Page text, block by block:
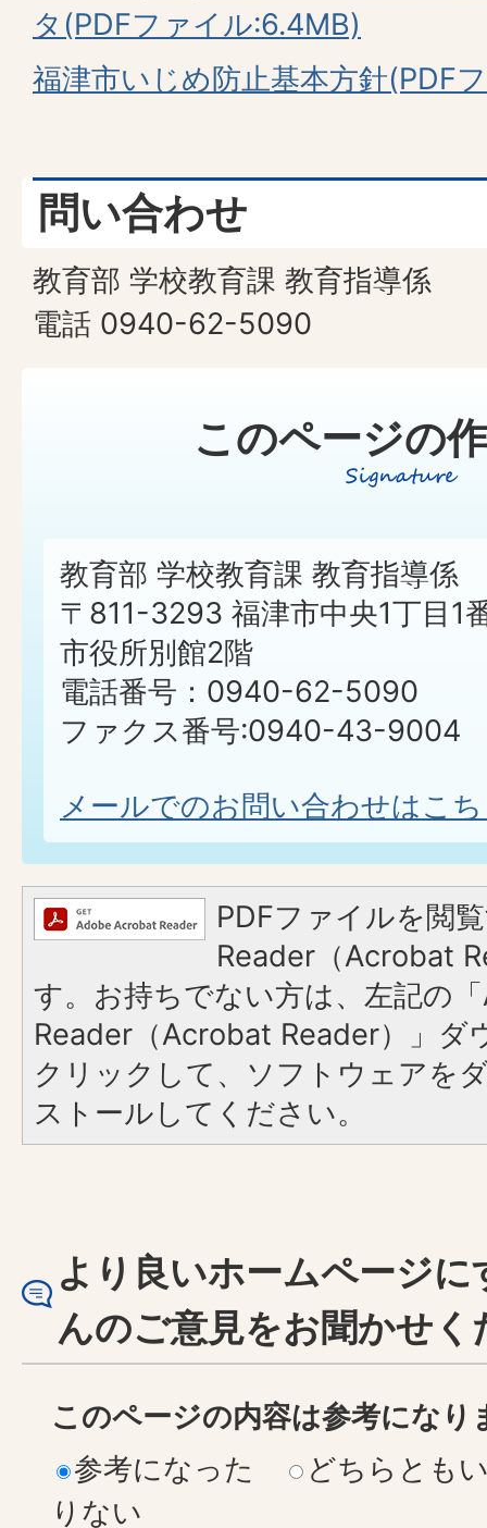
タ(PDFファイル:6.4MB)
福津市いじめ防止基本方針(PDF
問い合わせ
教育部 学校教育課 教育指導係
電話 0940-62-5090
このページの
教育部 学校教育課 教育指導係
〒811-3293 福津市中央1丁目1
市役所別館2階
電話番号：0940-62-5090
ファクス番号:0940-43-9004
メールでのお問い合わせはこ
PDFファイルを閲
Reader（Acrobat
す。お持ちでない方は、左記の
Reader（Acrobat Reader）」ダ
クリックして、ソフトウェアを
ストールしてください。
より良いホームページ
んのご意見をお聞かせく
このページの内容は参考になり
参考になった
どちらとも
りない